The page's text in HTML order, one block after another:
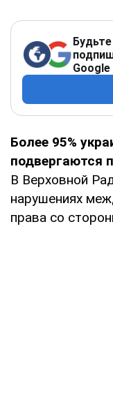
Google
Более 95%
подвергаются
В Верховной
нарушениях
права со